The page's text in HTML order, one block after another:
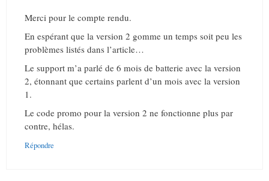
Merci pour le compte rendu.
En espérant que la version 2 gomme un temps soit peu les
problèmes listés dans l’article…
Le support m’a parlé de 6 mois de batterie avec la version
2, étonnant que certains parlent d’un mois avec la version
1.
Le code promo pour la version 2 ne fonctionne plus par
contre, hélas.
Répondre